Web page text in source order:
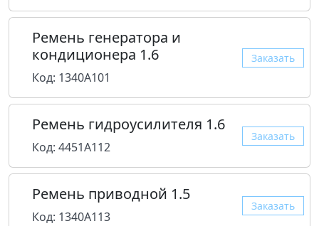
Ремень генератора и
кондиционера 1.6
Код: 1340A101
Заказать
Ремень гидроусилителя 1.6
Код: 4451A112
Заказать
Ремень приводной 1.5
Код: 1340A113
Заказать